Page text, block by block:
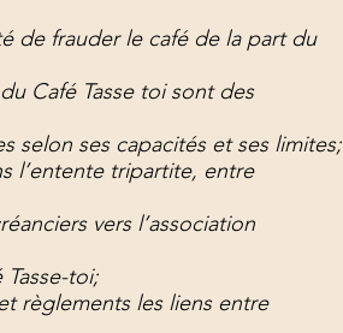
de frauder le café de la part du
Café Tasse toi sont des
selon ses capacités et ses limites;
l’entente tripartite, entre
vers l’association
toi;
règlements les liens entre